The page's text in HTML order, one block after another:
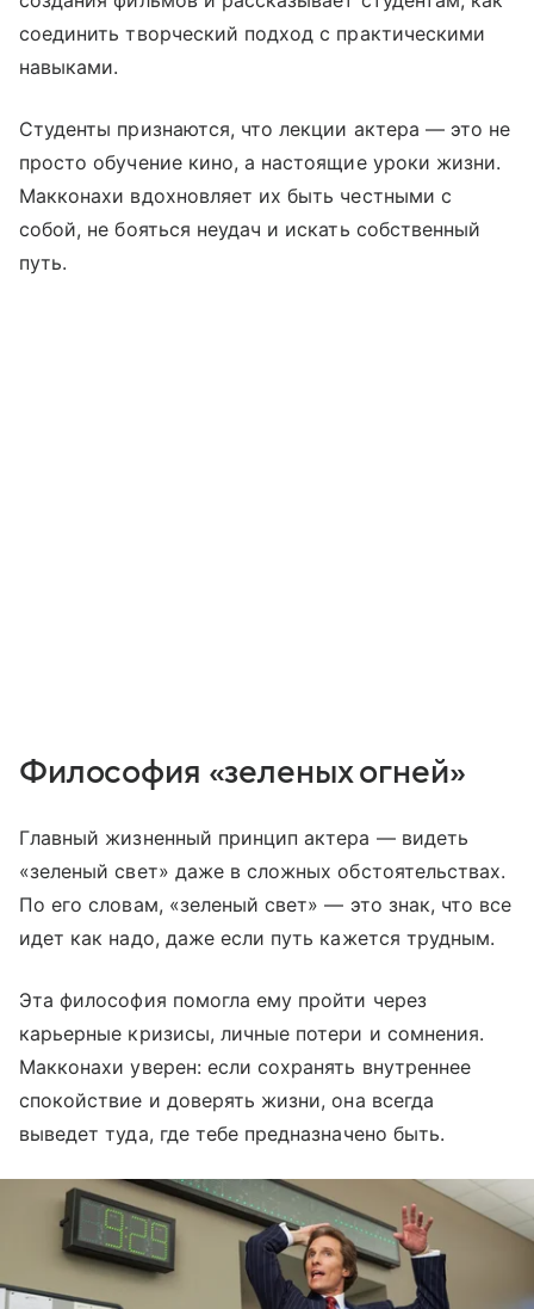
соединить творческий подход с практическими
навыками.
Студенты признаются, что лекции актера — это не
просто обучение кино, а настоящие уроки жизни.
Макконахи вдохновляет их быть честными с
собой, не бояться неудач и искать собственный
путь.
Философия «зеленых огней»
Главный жизненный принцип актера — видеть
«зеленый свет» даже в сложных обстоятельствах.
По его словам, «зеленый свет» — это знак, что все
идет как надо, даже если путь кажется трудным.
Эта философия помогла ему пройти через
карьерные кризисы, личные потери и сомнения.
Макконахи уверен: если сохранять внутреннее
спокойствие и доверять жизни, она всегда
выведет туда, где тебе предназначено быть.